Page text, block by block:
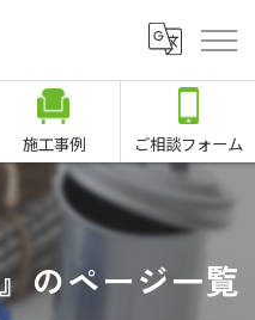
施工事例 ご相談フォーム
のページ一覧